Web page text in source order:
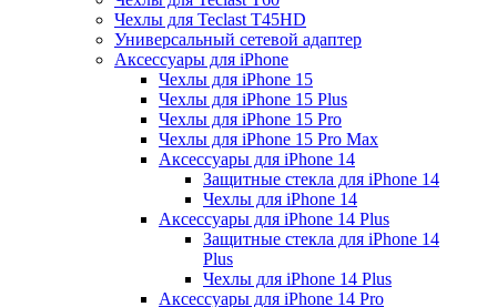
Чехлы для Teclast T45HD
Универсальный сетевой адаптер
Аксессуары для iPhone
Чехлы для iPhone 15
Чехлы для iPhone 15 Plus
Чехлы для iPhone 15 Pro
Чехлы для iPhone 15 Pro Max
Аксессуары для iPhone 14
Защитные стекла для iPhone 14
Чехлы для iPhone 14
Аксессуары для iPhone 14 Plus
Защитные стекла для iPhone 14
Plus
Чехлы для iPhone 14 Plus
Аксессуары для iPhone 14 Pro